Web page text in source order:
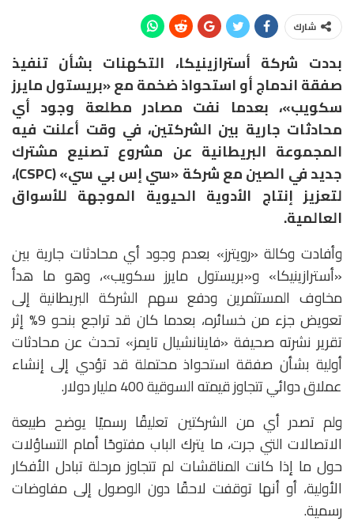
شارك
بددت شركة أسترازينيكا، التكهنات بشأن تنفيذ
صفقة اندماج أو استحواذ ضخمة مع «بريستول مايرز
سكويب»، بعدما نفت مصادر مطلعة وجود أي
محادثات جارية بين الشركتين، في وقت أعلنت فيه
المجموعة البريطانية عن مشروع تصنيع مشترك
جديد في الصين مع شركة «سي إس بي سي» (CSPC)،
لتعزيز إنتاج الأدوية الحيوية الموجهة للأسواق
العالمية.
وأفادت وكالة «رويترز» بعدم وجود أي محادثات جارية بين
«أسترازينيكا» و«بريستول مايرز سكويب»، وهو ما هدأ
مخاوف المستثمرين ودفع سهم الشركة البريطانية إلى
تعويض جزء من خسائره، بعدما كان قد تراجع بنحو 9% إثر
تقرير نشرته صحيفة «فاينانشيال تايمز» تحدث عن محادثات
أولية بشأن صفقة استحواذ محتملة قد تؤدي إلى إنشاء
عملاق دوائي تتجاوز قيمته السوقية 400 مليار دولار.
ولم تصدر أي من الشركتين تعليقًا رسميًا يوضح طبيعة
الاتصالات التي جرت، ما يترك الباب مفتوحًا أمام التساؤلات
حول ما إذا كانت المناقشات لم تتجاوز مرحلة تبادل الأفكار
الأولية، أو أنها توقفت لاحقًا دون الوصول إلى مفاوضات
رسمية.